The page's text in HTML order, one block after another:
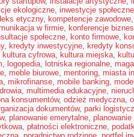
ekologiczne, inwestycje społeczne
etyczny, kompetencje zawodowe
w firmie, konferencje
społeczne, konto firmowe,
, kredyty inwestycyjne, kredyty
kultura cyfrowa, kultura miejska,
, logopedia, lotniska regionalne,
, meble biurowe, mentoring, miasta
, mikrofinanse, mobile banking,
, multimedia edukacyjne,
konsumentów, odzież medyczna,
dokumentów, parki
, planowanie emerytalne, planowanie
, płatności elektroniczne,